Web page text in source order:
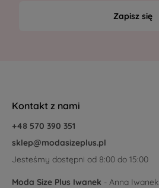
Zapisz się
Kontakt z nami
+48 570 390 351
sklep@modasizeplus.pl
Jesteśmy dostępni od 8:00 do 15:00
Moda Size Plus Iwanek - Anna Iwanek